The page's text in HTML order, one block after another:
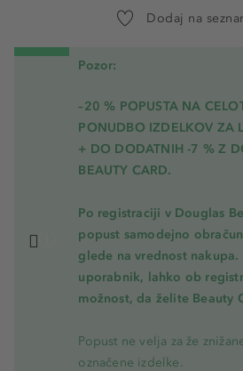
Dodaj na
Pozor:
–20 % POPUSTA NA
PONUDBO IZDELKOV ZA
+ DO DODATNIH -7 % Z
BEAUTY CARD.
Po registraciji v Douglas
popust samodejno
glede na vrednost nakupa.
uporabnik, lahko ob
možnost, da želite Beauty
Popust ne velja za že
označene izdelke.